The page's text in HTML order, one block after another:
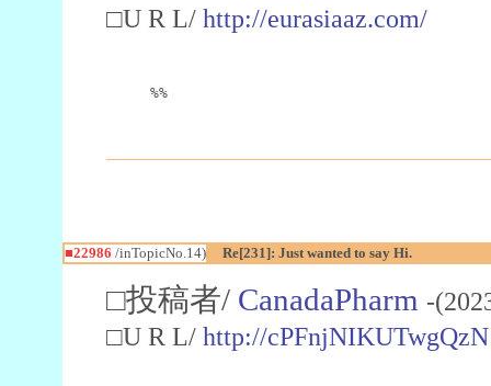
□U R L/ http://eurasiaaz.com/
%%
■22986 /inTopicNo.14) Re[231]: Just wanted to say Hi.
□投稿者/ CanadaPharm -
□U R L/ http://cPFnjNIKUTwgQzN